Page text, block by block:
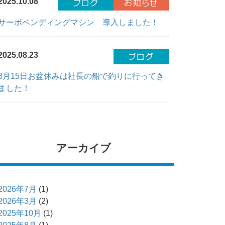
ーボベンディングマシン 導入しました！
月15日お盆休みは社長の船で釣りに行ってき
した！
アーカイブ
年7月 (1)
年3月 (2)
年10月 (1)